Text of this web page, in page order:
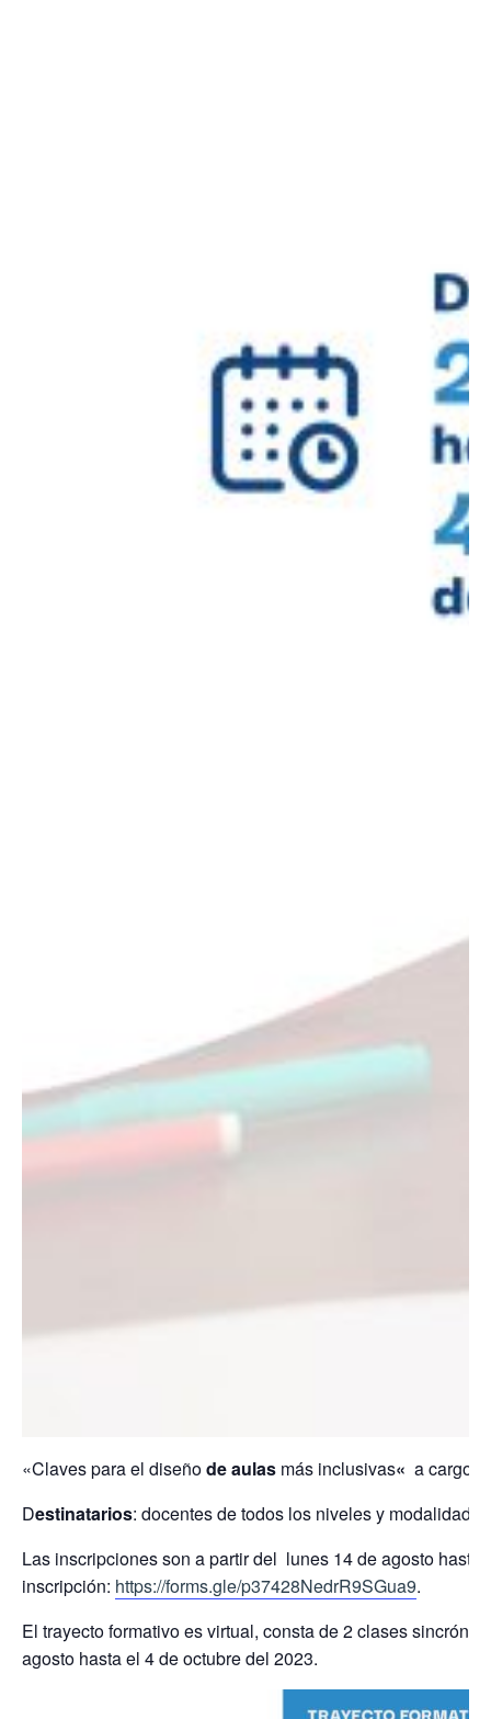
«Claves para el diseñode aulas más inclusivas« a cargo
Destinatarios: docentes de todos los niveles y
Las inscripciones son a partir del lunes 14 de agosto hasta
inscripción: https://forms.gle/p37428NedrR9SGua9.
El trayecto formativo es virtual, consta de 2 clases
agosto hasta el 4 de octubre del 2023.